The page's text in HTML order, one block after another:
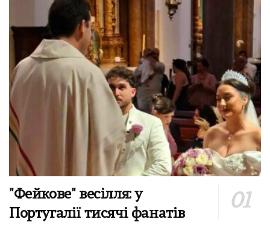
"Фейкове" весілля: у
Португалії тисячі фанатів